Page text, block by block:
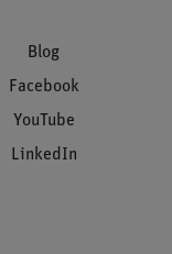
Blog
Facebook
YouTube
LinkedIn